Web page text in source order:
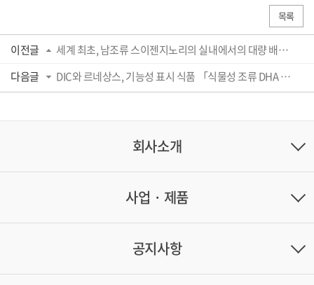
목록
이전글
세계 최초, 남조류 스이젠지노리의 실내에서의 대량 배양 기술의 확립에 성공
다음글
DIC와 르네상스, 기능성 표시 식품 「식물성 조류 DHA 배합 DHA900」을 개발, 9월 1일부터 르...
회사소개
사업 · 제품
공지사항